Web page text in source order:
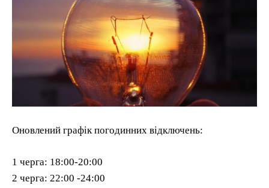
Оновлений графік погодинних відключень:
1 черга: 18:00-20:00
2 черга: 22:00 -24:00